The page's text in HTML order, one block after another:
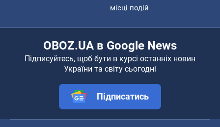
місці подій
OBOZ.UA в Google News
Підписуйтесь, щоб бути в курсі останніх новин
України та світу сьогодні
Підписатись